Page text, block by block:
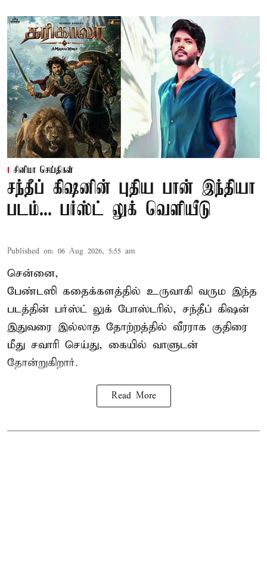
சினிமா செய்திகள்
சந்தீப் கிஷனின் புதிய பான் இந்தியா
படம்... பர்ஸ்ட் லுக் வெளியீடு
Published on: 06 Aug 2026, 5:55 am
சென்னை,
பேண்டஸி கதைக்களத்தில் உருவாகி வரும இந்த
படத்தின் பர்ஸ்ட் லுக் போஸ்டரில், சந்தீப் கிஷன்
இதுவரை இல்லாத தோற்றத்தில் வீரராக குதிரை
மீது சவாரி செய்து, கையில் வாளுடன்
தோன்றுகிறார்.
Read More